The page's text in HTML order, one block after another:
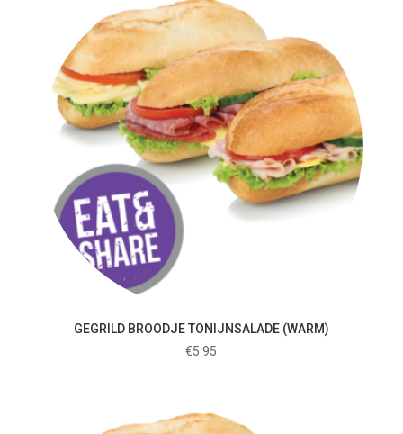
GEGRILD BROODJE TONIJNSALADE (WARM)
€5.95